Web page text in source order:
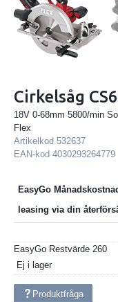
Cirkelsåg
18V 0-68mm 5800/min
Flex
Artikelkod 532637
EAN-kod 4030293264779
EasyGo
EasyGo Restvärde 260
Ej i lager
Produktfråga